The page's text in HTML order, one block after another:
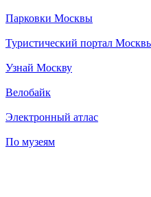
Парковки Москвы
Туристический портал
Узнай Москву
Велобайк
Электронный атлас
По музеям